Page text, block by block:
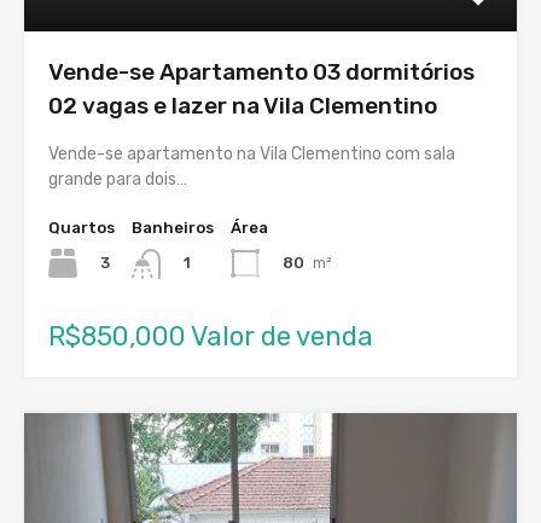
Vende-se Apartamento 03 dormitórios
02 vagas e lazer na Vila Clementino
Vende-se apartamento na Vila Clementino com sala
grande para dois…
Quartos
3
Banheiros
1
Área
80 m²
R$850,000 Valor de venda